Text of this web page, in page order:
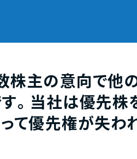
株主の意向で他
。当社は優先株
て優先権が失わ